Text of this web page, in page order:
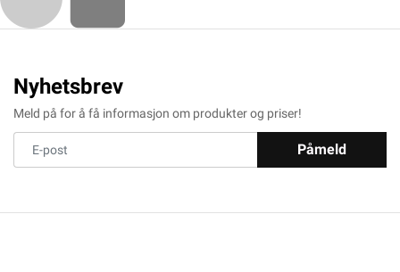
Nyhetsbrev
Meld på for å få informasjon om produkter og priser!
Påmeld